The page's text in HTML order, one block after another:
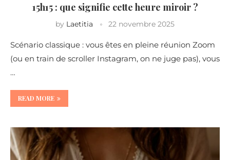
15h15 : que signifie cette heure miroir ?
by Laetitia 22 novembre 2025
Scénario classique : vous êtes en pleine réunion Zoom
(ou en train de scroller Instagram, on ne juge pas), vous
…
READ MORE